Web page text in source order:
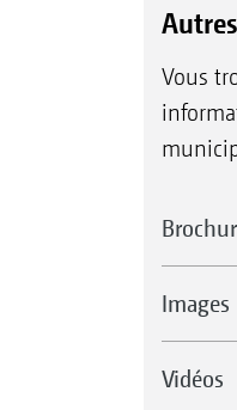
Vous
Images
Vidéos